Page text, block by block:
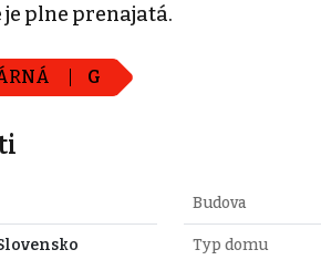
je plne prenajatá.
G
Budova
Typ domu